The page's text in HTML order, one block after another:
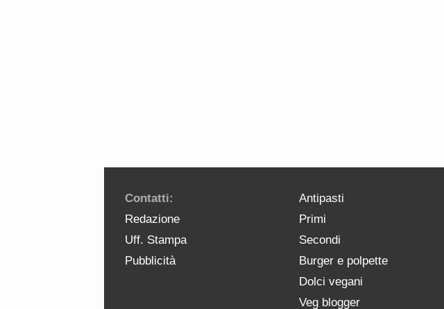
Contatti:
Redazione
Uff. Stampa
Pubblicità
Antipasti
Primi
Secondi
Burger e polpette
Dolci vegani
Veg blogger